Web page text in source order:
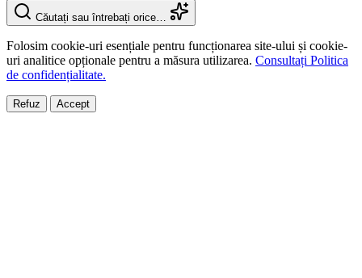
Căutați sau întrebați orice…
Folosim cookie-uri esențiale pentru funcționarea site-ului și cookie-
uri analitice opționale pentru a măsura utilizarea. Consultați Politica
de confidențialitate.
Refuz Accept